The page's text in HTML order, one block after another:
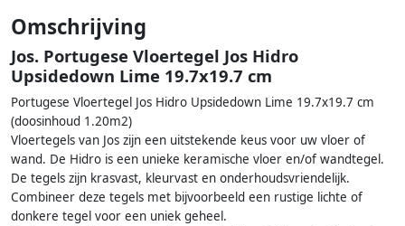
Omschrijving
Jos. Portugese Vloertegel Jos Hidro
Upsidedown Lime 19.7x19.7 cm
Portugese Vloertegel Jos Hidro Upsidedown Lime 19.7x19.7 cm
(doosinhoud 1.20m2)
Vloertegels van Jos zijn een uitstekende keus voor uw vloer of
wand. De Hidro is een unieke keramische vloer en/of wandtegel.
De tegels zijn krasvast, kleurvast en onderhoudsvriendelijk.
Combineer deze tegels met bijvoorbeeld een rustige lichte of
donkere tegel voor een uniek geheel.